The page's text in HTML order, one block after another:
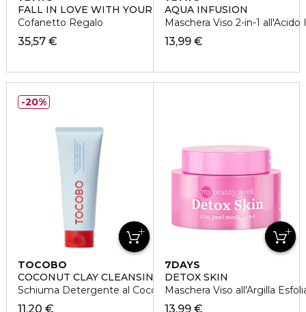
FALL IN LOVE WITH YOUR SKIN
Cofanetto Regalo
35,57 €
AQUA INFUSION
Maschera Viso 2-in-1 all'Acido
13,99 €
TOCOBO
COCONUT CLAY CLEANSING FOAM
Schiuma Detergente al Cocco
11,20 €
20%
7DAYS
DETOX SKIN
Maschera Viso all'Argilla
13,99 €